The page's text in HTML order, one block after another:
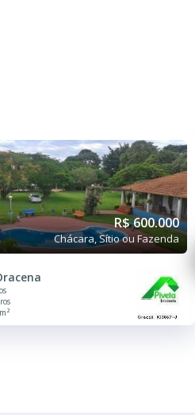
R$ 600.000
Chácara, Sítio ou Fazenda